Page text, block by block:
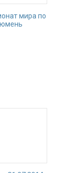
мира по